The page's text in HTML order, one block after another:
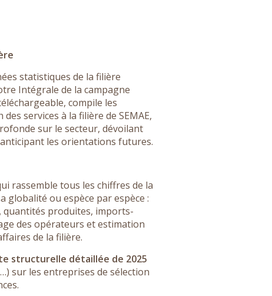
statistiques de la filière
Intégrale de la campagne
compile les
services à la filière de SEMAE,
sur le secteur, dévoilant
les orientations futures.
rassemble tous les chiffres de la
globalité ou espèce par espèce :
produites, imports-
des opérateurs et estimation
de la filière.
structurelle détaillée de 2025
sur les entreprises de sélection